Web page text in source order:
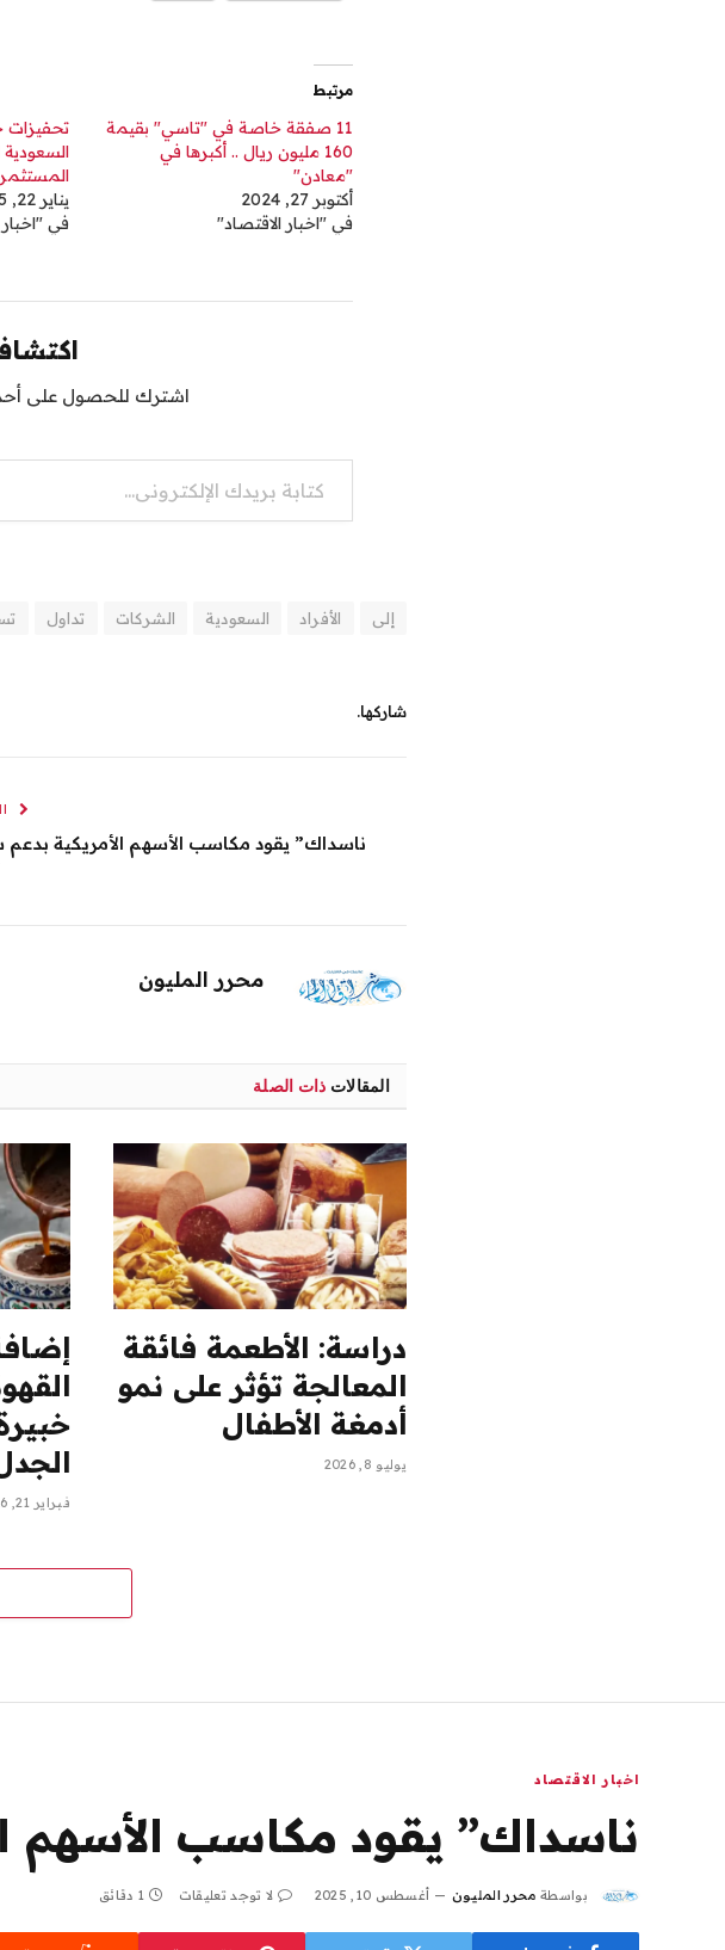
مرتبط
11 صفقة خاصة في "تاسي" بقيمة
160 مليون ريال .. أكبرها في
"معادن"
أكتوبر 27, 2024
في "اخبار الاقتصاد"
تحفيزات
يناير 22, 2025
في "اخبار
اشترك للحصول على
كتابة بريدك الإلكتروني...
إلى الأفراد السعودية الشركات تداول
شاركها.
ناسداك” يقود مكاسب الأسهم الأمريكية
محرر المليون
المقالات ذات الصلة
دراسة: الأطعمة فائقة
المعالجة تؤثر على نمو
أدمغة الأطفال
يوليو 8, 2026
فبراير 21, 2026
اخبار الاقتصاد
ناسداك” يقود مكاسب الأسهم
بواسطة محرر المليون أغسطس 10, 2025 لا توجد تعليقات 1 دقائق